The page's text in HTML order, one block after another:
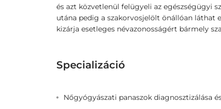
és azt közvetlenül felügyeli az egészségügyi
utána pedig a szakorvosjelölt önállóan láthat
kizárja esetleges névazonosságért bármely
Specializáció
Nőgyógyászati panaszok diagnosztizálása